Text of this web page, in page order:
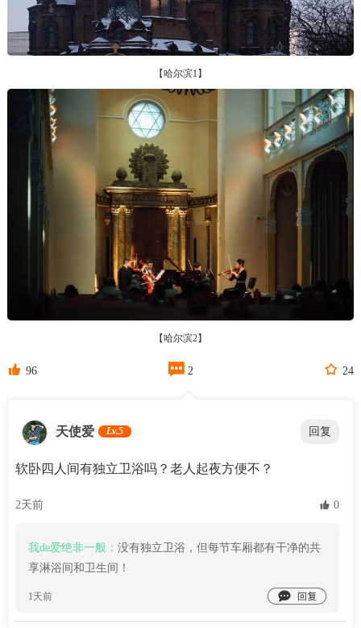
【哈尔滨1】
【哈尔滨2】
 96  2  24
天使爱 Lv.5 回复
软卧四人间有独立卫浴吗？老人起夜方便不？
2天前  0
我de爱绝非一般： 没有独立卫浴，但每节车厢都有干净的共
享淋浴间和卫生间！
1天前 